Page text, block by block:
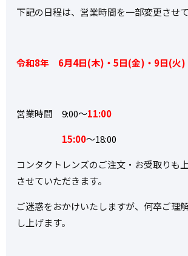
下記の日程は、営業時間を一部変更させ
令和8年 6月4日(木)・5日(金)・9日(火)
営業時間9:00～11:00
15:00～18:00
コンタクトレンズのご注文・お受取りも
させていただきます。
ご迷惑をおかけいたしますが、何卒ご理
し上げます。